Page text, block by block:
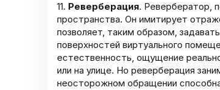
11. Реверберация. Ревербератор,
пространства. Он имитирует
позволяет, таким образом,
поверхностей виртуального
естественность, ощущение
или на улице. Но реверберация
неосторожном обращении способна